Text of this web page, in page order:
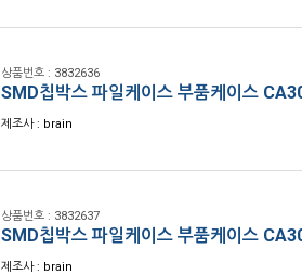
상품번호 : 3832636
SMD칩박스 파일케이스 부품케이스
제조사 : brain
상품번호 : 3832637
SMD칩박스 파일케이스 부품케이스
제조사 : brain